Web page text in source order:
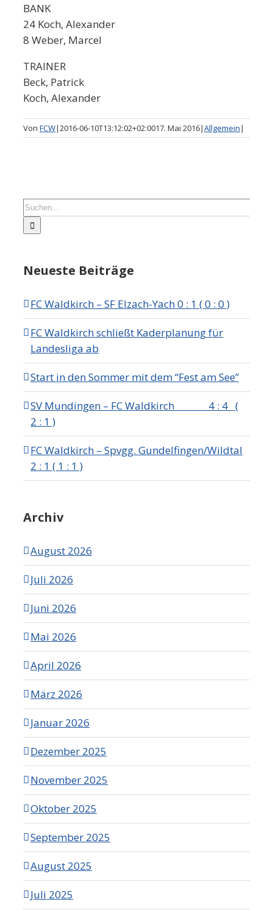
BANK
24 Koch, Alexander
8 Weber, Marcel
TRAINER
Beck, Patrick
Koch, Alexander
Von FCW|2016-06-10T13:12:02+02:0017. Mai 2016|Allgemein|
Suche
nach:
Neueste Beiträge
FC Waldkirch – SF Elzach-Yach 0 : 1 ( 0 : 0 )
FC Waldkirch schließt Kaderplanung für
Landesliga ab
Start in den Sommer mit dem “Fest am See”
SV Mundingen – FC Waldkirch 4 : 4 (
2 : 1 )
FC Waldkirch – Spvgg. Gundelfingen/Wildtal
2 : 1 ( 1 : 1 )
Archiv
August 2026
Juli 2026
Juni 2026
Mai 2026
April 2026
März 2026
Januar 2026
Dezember 2025
November 2025
Oktober 2025
September 2025
August 2025
Juli 2025